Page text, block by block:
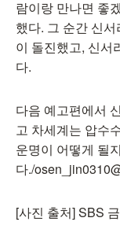
람이랑 만나면 좋
했다. 그 순간 신
이 돌진했고, 신서
다.
다음 예고편에서
고 차세계는 압수
운명이 어떻게 될
다./
[사진 출처] SBS